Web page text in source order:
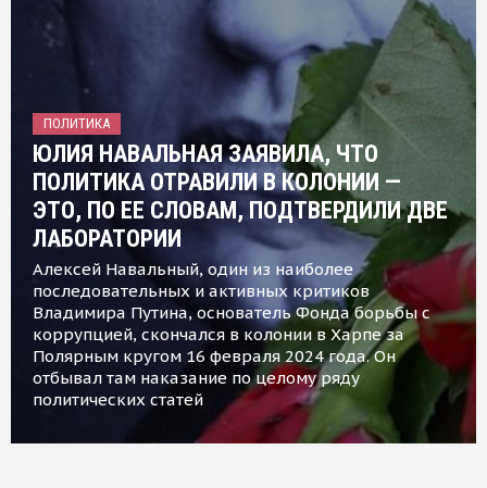
ПОЛИТИКА
ЮЛИЯ НАВАЛЬНАЯ ЗАЯВИЛА, ЧТО
ПОЛИТИКА ОТРАВИЛИ В КОЛОНИИ —
ЭТО, ПО ЕЕ СЛОВАМ, ПОДТВЕРДИЛИ ДВЕ
ЛАБОРАТОРИИ
Алексей Навальный, один из наиболее
последовательных и активных критиков
Владимира Путина, основатель Фонда борьбы с
коррупцией, скончался в колонии в Харпе за
Полярным кругом 16 февраля 2024 года. Он
отбывал там наказание по целому ряду
политических статей